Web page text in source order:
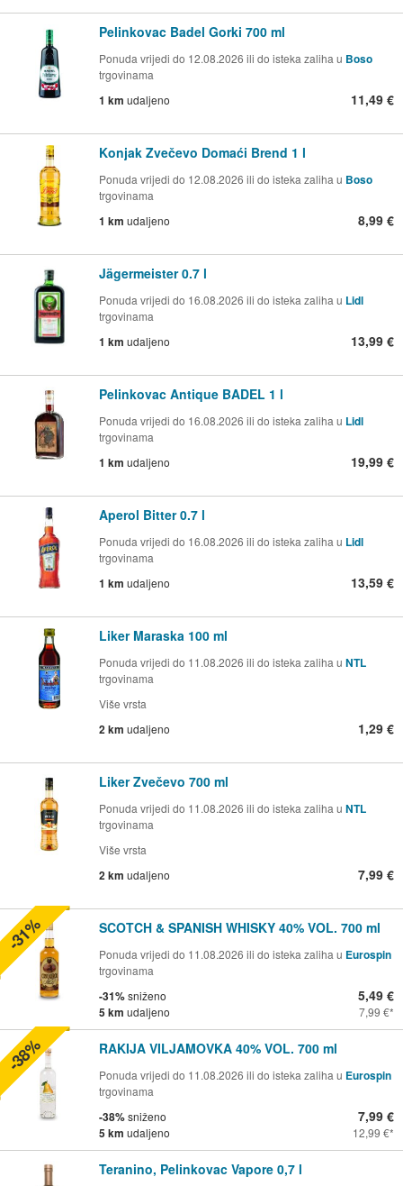
Pelinkovac Badel Gorki 700 ml
Ponuda vrijedi do 12.08.2026 ili do isteka zaliha u Boso
trgovinama
1 km udaljeno 11,49 €
Konjak Zvečevo Domaći Brend 1 l
Ponuda vrijedi do 12.08.2026 ili do isteka zaliha u Boso
trgovinama
1 km udaljeno 8,99 €
Jägermeister 0.7 l
Ponuda vrijedi do 16.08.2026 ili do isteka zaliha u Lidl
trgovinama
1 km udaljeno 13,99 €
Pelinkovac Antique BADEL 1 l
Ponuda vrijedi do 16.08.2026 ili do isteka zaliha u Lidl
trgovinama
1 km udaljeno 19,99 €
Aperol Bitter 0.7 l
Ponuda vrijedi do 16.08.2026 ili do isteka zaliha u Lidl
trgovinama
1 km udaljeno 13,59 €
Liker Maraska 100 ml
Ponuda vrijedi do 11.08.2026 ili do isteka zaliha u NTL
trgovinama
Više vrsta
2 km udaljeno 1,29 €
Liker Zvečevo 700 ml
Ponuda vrijedi do 11.08.2026 ili do isteka zaliha u NTL
trgovinama
Više vrsta
2 km udaljeno 7,99 €
SCOTCH & SPANISH WHISKY 40% VOL. 700 ml
Ponuda vrijedi do 11.08.2026 ili do isteka zaliha u Eurospin
trgovinama
-31%sniženo
5 km udaljeno
5,49 €
7,99 €
-31%
RAKIJA VILJAMOVKA 40% VOL. 700 ml
Ponuda vrijedi do 11.08.2026 ili do isteka zaliha u Eurospin
trgovinama
-38%sniženo
5 km udaljeno
7,99 €
12,99 €
-38%
Teranino, Pelinkovac Vapore 0,7 l